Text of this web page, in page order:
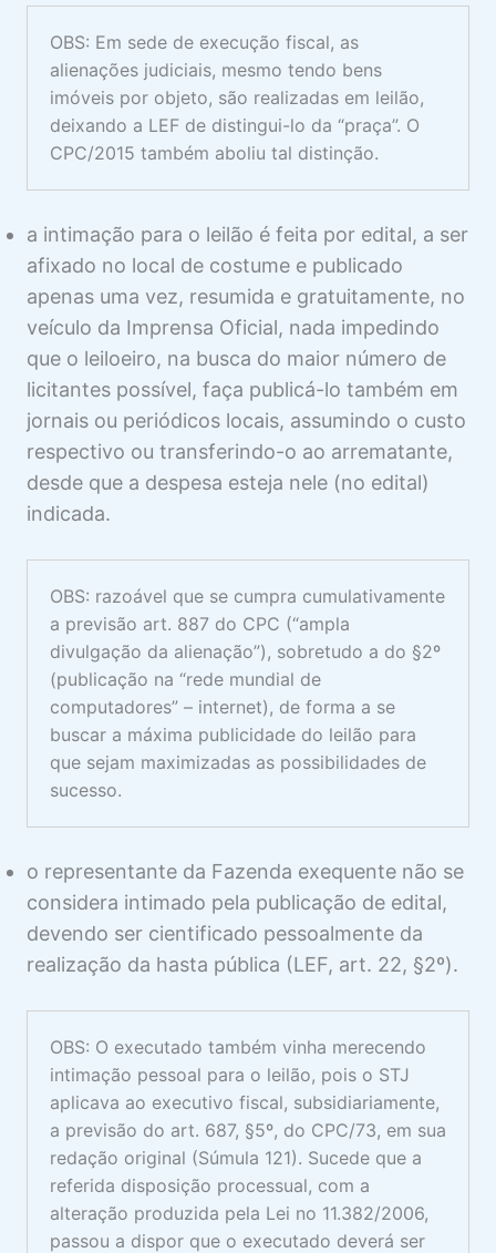
RECURSOS NA EXECUÇÃO FISCAL
DE ALÇADA
2 aulas
EXIGÊNCIA DE DEPÓSITO E
CONCOMITÂNCIA DE INSTÂNCIAS
1 aula
ISENÇÃO DE TAXA JUDICIÁRIA NA
1 aula
SUSPENSÃO DO PROCESSO E
PRESCRIÇÃO NA EF
2 aulas
OBS: Em sede de execução fiscal, as
alienações judiciais, mesmo tendo bens
imóveis por objeto, são realizadas em leilão,
deixando a LEF de distingui-lo da “praça”. O
CPC/2015 também aboliu tal distinção.
a intimação para o leilão é feita por edital, a ser
afixado no local de costume e publicado
apenas uma vez, resumida e gratuitamente, no
veículo da Imprensa Oficial, nada impedindo
que o leiloeiro, na busca do maior número de
licitantes possível, faça publicá-lo também em
jornais ou periódicos locais, assumindo o custo
respectivo ou transferindo-o ao arrematante,
desde que a despesa esteja nele (no edital)
indicada.
OBS: razoável que se cumpra cumulativamente
a previsão art. 887 do CPC (“ampla
divulgação da alienação”), sobretudo a do §2º
(publicação na “rede mundial de
computadores” – internet), de forma a se
buscar a máxima publicidade do leilão para
que sejam maximizadas as possibilidades de
sucesso.
o representante da Fazenda exequente não se
considera intimado pela publicação de edital,
devendo ser cientificado pessoalmente da
realização da hasta pública (LEF, art. 22, §2º).
OBS: O executado também vinha merecendo
intimação pessoal para o leilão, pois o STJ
aplicava ao executivo fiscal, subsidiariamente,
a previsão do art. 687, §5º, do CPC/73, em sua
redação original (Súmula 121). Sucede que a
referida disposição processual, com a
alteração produzida pela Lei no 11.382/2006,
passou a dispor que o executado deverá ser